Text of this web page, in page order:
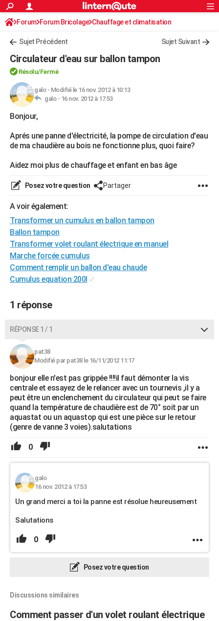
ACTUALITÉS
Politique
Société
Faits Divers
Education
Monde
Villes
+
Programme TV
TNTStreaming
Cinéma
Sorties cinéma
Musique
+FINANCE
Retraite
Impôts
Epargne
Immobilier
Risques naturels par ville
Banque
Assurance
Crédit
AUTO
Essais
Réserver un essai
Citadines
Berlines
SUV
Forum auto
BRICOLAGE
Forum
Aménagement intérieur
Extérieur
Cuisine
Salle de bains
Jardinage
Rangement
Guides de France
Escapades
Patrimoine
Expositions
Musées
Week-end nature
+
Art de vivre
Bien-être
Loisirs
Mode
Modes de vie
SANTE
Alimentation
Guide de la santé
Maladies
Médicaments
Sommeil
VOYAGE
Destinations
City break
Voyage nature
Voyage de noces
Forum
Climat
+PHOTO
GUIDES D'ACHAT
BONS PLANS
Carte de Noël
Carte Bonne année
Carte Saint-Valentin
Carte Pâques
Carte d'anniversaire
DICTIONNAIRE
Dictionnaire
Biographies
Citations
Expressions
Proverbes
PROGRAMME TV
COPAINS D'AVANT
S'inscrire
Se connecter
Lycées
Collèges
Primaires
Universités
Entreprises
Service militaire
Avis de recherche
AVIS DE DÉCÈS
FORUM
Bricolage
Lifestyle
Culture
Sport
Auto
Television
Voyage
Cinema
Rechercher
S'inscrire
Connexion
Forum Forum Bricolage Chauffage et climatisation
Sujet Précédent Sujet Suivant
Circulateur d'eau sur ballon tampon
Résolu/Fermé
galo- Modifié le 16 nov. 2012 à 10:13
galo - 16 nov. 2012 à 17:53
Bonjour,
Aprés une panne d'électricité, la pompe de circulation d'eau
de ma chaudière au bois ne fonctionne plus, quoi faire?
Aidez moi plus de chauffage et enfant en bas âge
Posez votre question Partager
A voir également:
Transformer un cumulus en ballon tampon
Ballon tampon
Transformer volet roulant électrique en manuel
Marche forcée cumulus
Comment remplir un ballon d'eau chaude
Cumulus equation 200l ✓
1 réponse
RÉPONSE 1 / 1
pat38
Modifié par pat38 le 16/11/2012 11:17
bonjour elle n'est pas grippée !!!!il faut démonter la vis
centrale et essayez de le relancer avec un tournevis ,il y a
peut être un enclenchement du circulateur qui peut se faire
quand la température de chaudière est de 70° soit par un
aquastat ou un aquastop qui est une pièce sur le retour
(genre de vanne 3 voies).salutations
0
galo
16 nov. 2012 à 17:53
Un grand merci a toi la panne est résolue heureusement
Salutations
0
Posez votre question
Discussions similaires
Comment passer d'un volet roulant électrique